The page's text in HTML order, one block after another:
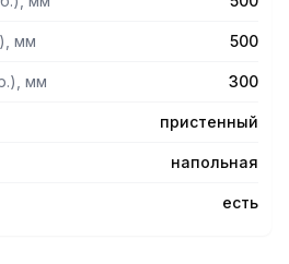
мм 500
мм 300
пристенный
напольная
есть